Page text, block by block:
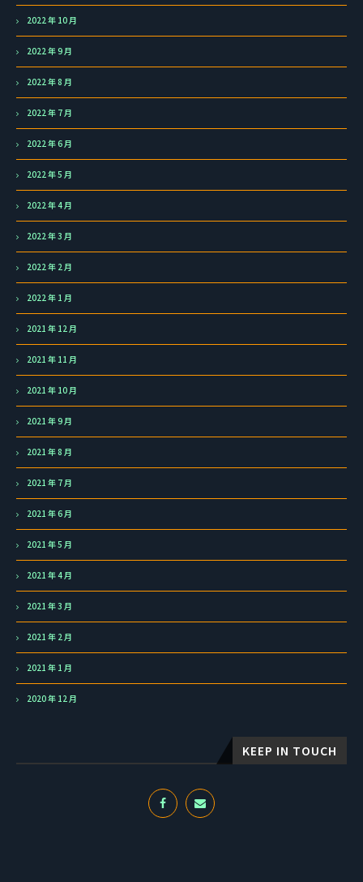
2022 年 10 月
2022 年 9 月
2022 年 8 月
2022 年 7 月
2022 年 6 月
2022 年 5 月
2022 年 4 月
2022 年 3 月
2022 年 2 月
2022 年 1 月
2021 年 12 月
2021 年 11 月
2021 年 10 月
2021 年 9 月
2021 年 8 月
2021 年 7 月
2021 年 6 月
2021 年 5 月
2021 年 4 月
2021 年 3 月
2021 年 2 月
2021 年 1 月
2020 年 12 月
KEEP IN TOUCH